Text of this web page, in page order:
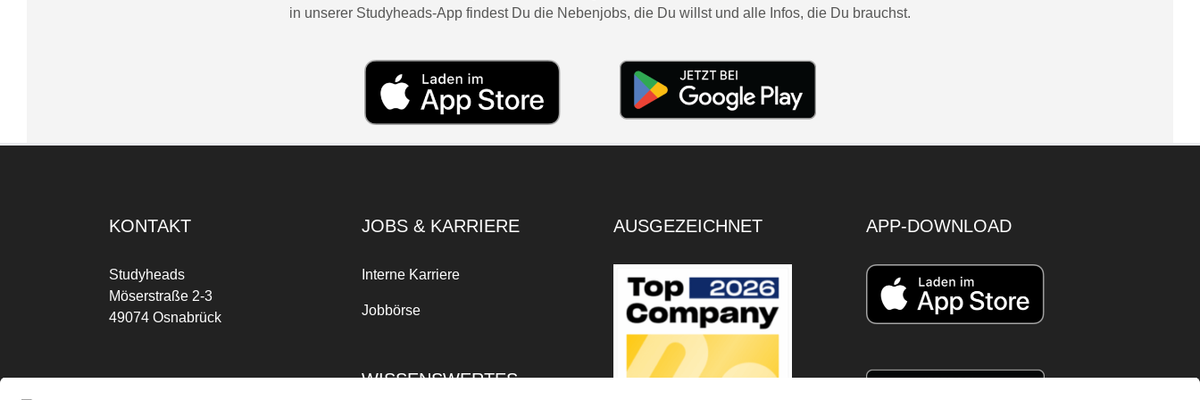
in unserer Studyheads-App findest Du die Nebenjobs, die Du willst und alle Infos, die Du brauchst.
KONTAKT
Studyheads
Möserstraße 2-3
49074 Osnabrück
JOBS & KARRIERE
Interne Karriere
Jobbörse
WISSENSWERTES
AUSGEZEICHNET APP-DOWNLOAD